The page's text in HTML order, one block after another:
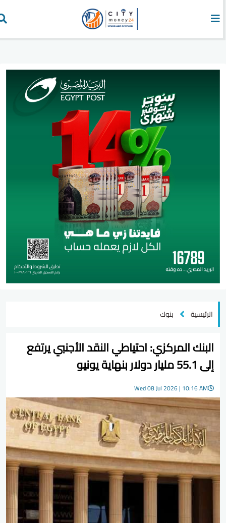
الرئيسية بنوك
البنك المركزي: احتياطي النقد الأجنبي يرتفع
إلى 55.1 مليار دولار بنهاية يونيو
Wed 08 Jul 2026 | 10:16 AM